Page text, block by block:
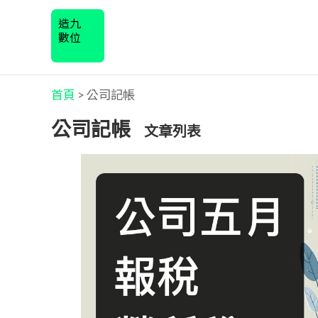
造九
數位
首頁 >公司記帳
公司記帳 文章列表